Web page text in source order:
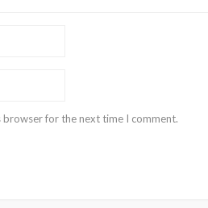
browser for the next time I comment.